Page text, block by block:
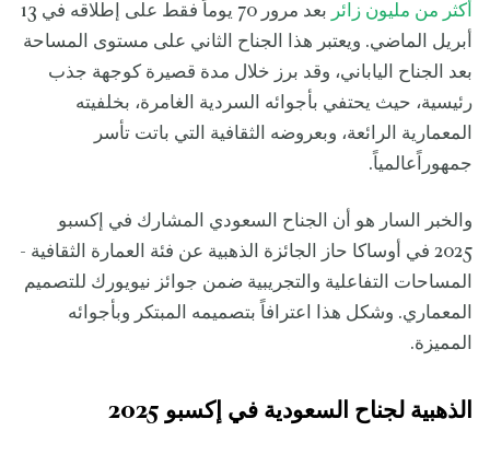
أكثر من مليون زائر
بعد مرور 70 يوماً فقط على إطلاقه في 13
أبريل الماضي. ويعتبر هذا الجناح الثاني على مستوى المساحة
بعد الجناح الياباني، وقد برز خلال مدة قصيرة كوجهة جذب
رئيسية، حيث يحتفي بأجوائه السردية الغامرة، بخلفيته
المعمارية الرائعة، وبعروضه الثقافية التي باتت تأسر
جمهوراًعالمياً.
والخبر السار هو أن الجناح السعودي المشارك في إكسبو
2025 في أوساكا حاز الجائزة الذهبية عن فئة العمارة الثقافية -
المساحات التفاعلية والتجريبية ضمن جوائز نيويورك للتصميم
المعماري. وشكل هذا اعترافاً بتصميمه المبتكر وبأجوائه
المميزة.
الذهبية لجناح السعودية في إكسبو 2025